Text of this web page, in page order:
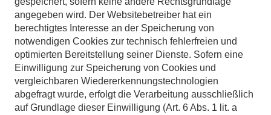
angegeben wird. Der Websitebetreiber hat ein
berechtigtes Interesse an der Speicherung von
notwendigen Cookies zur technisch fehlerfreien und
optimierten Bereitstellung seiner Dienste. Sofern eine
Einwilligung zur Speicherung von Cookies und
vergleichbaren Wiedererkennungstechnologien
abgefragt wurde, erfolgt die Verarbeitung ausschließlich
auf Grundlage dieser Einwilligung (Art. 6 Abs. 1 lit. a